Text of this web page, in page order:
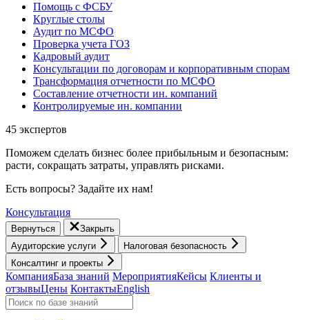
Помощь с ФСБУ
Круглые столы
Аудит по МСФО
Проверка учета ГОЗ
Кадровый аудит
Консультации по договорам и корпоративным спорам
Трансформация отчетности по МСФО
Составление отчетности ин. компаний
Контролируемые ин. компании
45 экспертов
Поможем сделать бизнес более прибыльным и безопасным:
расти, cокращать затраты, управлять рисками.
Есть вопросы? Задайте их нам!
Консультация
Вернуться
Закрыть
Аудиторские услуги
Налоговая безопасность
Консалтинг и проекты
КомпанияБаза знаний МероприятияКейсы Клиенты и
отзывыЦены КонтактыEnglish